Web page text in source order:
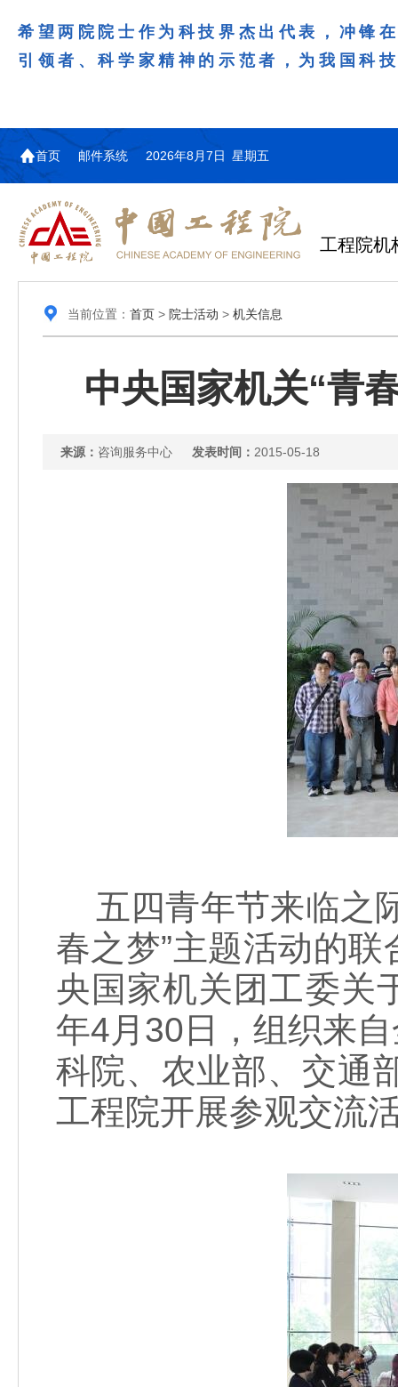
希望两院院士作为科技界杰出代表，冲锋
引领者、科学家精神的示范者，为我国科
首页 邮件系统 2026年8月7日 星期五
工程院机
当前位置： 首页> 院士活动 > 机关信息
中央国家机关“青
来源： 咨询服务中心 发表时间： 2015-05-18
五四青年节来临之
春之梦”主题活动的
央国家机关团工委关
年4月30日，组织来
科院、农业部、交通
工程院开展参观交流